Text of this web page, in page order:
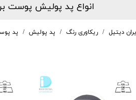
خروج از حساب کاربری
انواع پد پولیش پوست
دیتیل ریکاوری رنگ پد پولیش پد